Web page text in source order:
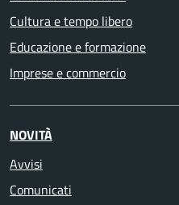
Cultura e tempo libero
Educazione e formazione
Imprese e commercio
NOVITÀ
Avvisi
Comunicati